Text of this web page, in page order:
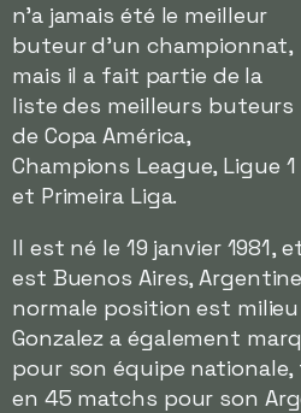
n'a jamais été le meilleur
buteur d'un championnat,
mais il a fait partie de la
liste des meilleurs buteurs
de Copa América,
Champions League, Ligue 1
et Primeira Liga.
Il est né le 19 janvier 1981,
est Buenos Aires,
normale position est
Gonzalez a également
pour son équipe
en 45 matchs pour son